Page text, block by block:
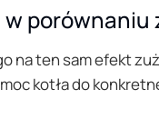
porównaniu
na ten sam efekt
kotła do